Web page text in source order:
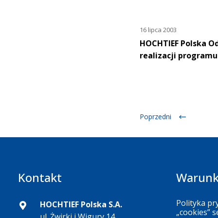
16 lipca 2003
HOCHTIEF Polska
realizacji programu
Poprzedni
Kontakt
HOCHTIEF Polska S.A.
Polityka
„cookies”